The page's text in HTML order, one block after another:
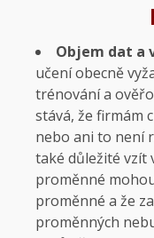
Objem dat a
učení obecně
trénování a
stává, že firmám
nebo ani to není
také důležité vzít
proměnné
proměnné a že
proměnných